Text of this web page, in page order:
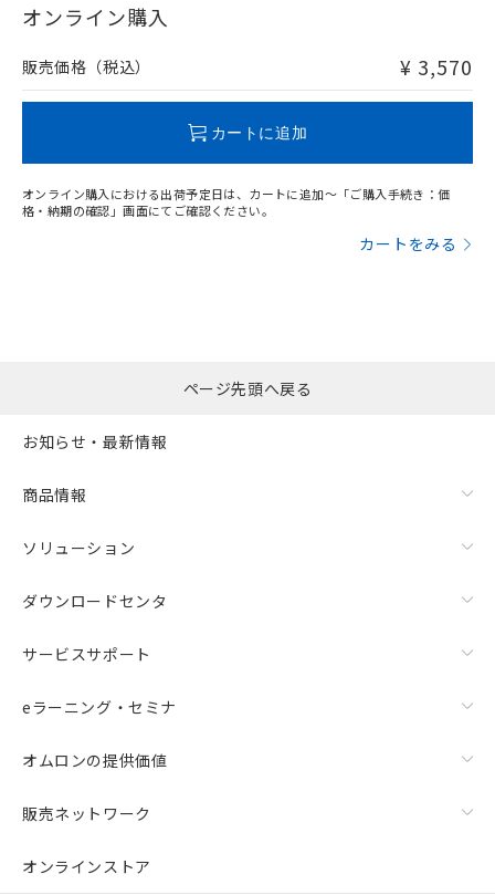
在庫等で未対応品が混在する可能性があります。
問い合わせください。
オンライン購入
販売価格（税込） ¥ 3,570
カートに追加
オンライン購入における出荷予定日は、カートに追加～「ご購入手続き：価
格・納期の確認」画面にてご確認ください。
カートをみる
ページ先頭へ戻る
お知らせ・最新情報
商品情報
ソリューション
ダウンロードセンタ
サービスサポート
eラーニング・セミナ
オムロンの提供価値
販売ネットワーク
オンラインストア